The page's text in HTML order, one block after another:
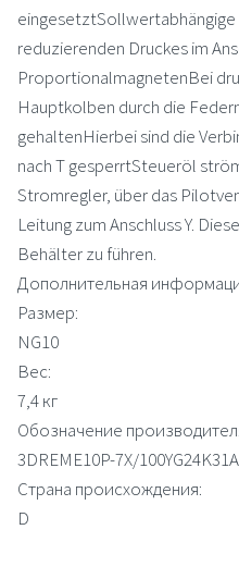
eingesetztSollwertabhängige
reduzierenden Druckes im
ProportionalmagnetenBei
Hauptkolben durch die
gehaltenHierbei sind die
nach T gesperrtSteueröl
Stromregler, über das
Leitung zum Anschluss Y.
Behälter zu führen.
Дополнительная
Размер:
NG10
Вес:
7,4 кг
Обозначение
3DREME10P-7X/
Страна происхождения:
D